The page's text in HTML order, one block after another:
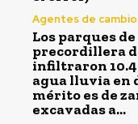
Agentes de cambio
Los parques
precordillera
infiltraron
agua lluvia en
mérito es de
excavadas a...